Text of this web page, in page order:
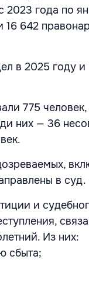
года по
16 642
в 2025 году и
775
них — 36
в суд.
и
Из них:
сбыта;